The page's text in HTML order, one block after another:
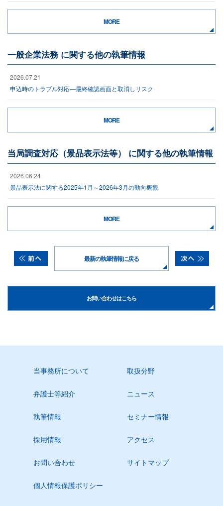
MORE
一般企業法務 に関する他の執筆情報
2026.07.21
申込時のトラブル対応―最終確認画面と取消しリスク
MORE
当局調査対応（景品表示法等） に関する他の執筆情報
2026.06.24
景品表示法に関する2025年1月～2026年3月の動向概観
MORE
最新の執筆情報に戻る
お問い合わせはこちら
当事務所について 取扱分野
弁護士等紹介 ニュース
執筆情報 セミナー情報
採用情報 アクセス
お問い合わせ サイトマップ
個人情報保護ポリシー